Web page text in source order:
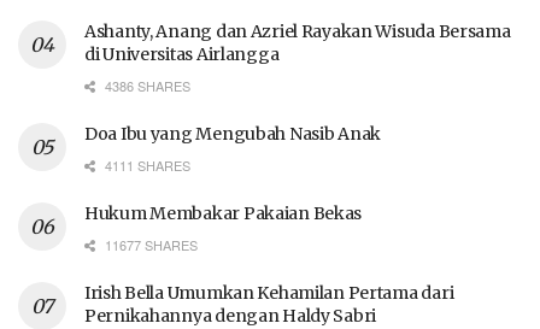
Ashanty, Anang dan Azriel Rayakan Wisuda Bersama
di Universitas Airlangga
4386 SHARES
Doa Ibu yang Mengubah Nasib Anak
4111 SHARES
Hukum Membakar Pakaian Bekas
11677 SHARES
Irish Bella Umumkan Kehamilan Pertama dari
Pernikahannya dengan Haldy Sabri